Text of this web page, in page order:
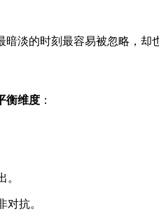
淡的时刻最容易被忽略，却
衡维度 ：
抗。